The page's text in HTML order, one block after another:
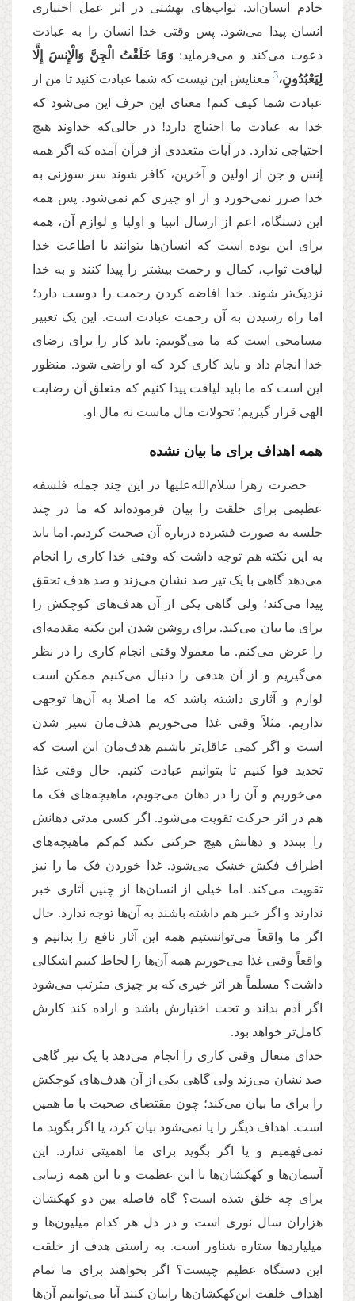
خادم انسان‌اند. ثواب‌های بهشتی در اثر عمل اختیاری
انسان پیدا می‌شود. پس وقتی خدا انسان را به عبادت
دعوت می‌کند و می‌فرماید: وَمَا خَلَقْتُ الْجِنَّ وَالْإِنسَ إِلَّا
لِیَعْبُدُونِ،3 معنایش این نیست که شما عبادت کنید تا من از
عبادت شما کیف کنم! معنای این حرف این می‌شود که
خدا به عبادت ما احتیاج دارد! در حالی‌که خداوند هیچ
احتیاجی ندارد. در آیات متعددی از قرآن آمده که اگر همه
إنس و جن از اولین و آخرین، کافر شوند سر سوزنی به
خدا ضرر نمی‌خورد و از او چیزی کم نمی‌شود. پس همه
این دستگاه، اعم از ارسال انبیا و اولیا و لوازم آن، همه
برای این بوده است که انسان‌ها بتوانند با اطاعت خدا
لیاقت ثواب، کمال و رحمت بیشتر را پیدا کنند و به خدا
نزدیک‌تر شوند. خدا افاضه کردن رحمت را دوست دارد؛
اما راه رسیدن به آن رحمت عبادت است. این یک تعبیر
مسامحی است که ما می‌گوییم: باید کار را برای رضای
خدا انجام داد و باید کاری کرد که او راضی شود. منظور
این است که ما باید لیاقت پیدا کنیم که متعلق آن رضایت
الهی قرار گیریم؛ تحولات مال ماست نه مال او.
همه اهداف برای ما بیان نشده
حضرت زهرا سلام‌الله‌علیها در این چند جمله فلسفه
عظیمی برای خلقت را بیان فرموده‌اند که ما در چند
جلسه به صورت فشرده درباره آن صحبت کردیم. اما باید
به این نکته هم توجه داشت که وقتی خدا کاری را انجام
می‌دهد گاهی با یک تیر صد نشان می‌زند و صد هدف تحقق
پیدا می‌کند؛ ولی گاهی یکی از آن هدف‌های کوچکش را
برای ما بیان می‌کند. برای روشن شدن این نکته مقدمه‌ای
را عرض می‌کنم. ما معمولا وقتی انجام کاری را در نظر
می‌گیریم و از آن هدفی را دنبال می‌کنیم ممکن است
لوازم و آثاری داشته باشد که ما اصلا به آن‌ها توجهی
نداریم. مثلاً وقتی غذا می‌خوریم هدف‌مان سیر شدن
است و اگر کمی عاقل‌تر باشیم هدف‌مان این است که
تجدید قوا کنیم تا بتوانیم عبادت کنیم. حال وقتی غذا
می‌خوریم و آن را در دهان می‌جویم، ماهیچه‌های فک ما
هم در اثر حرکت تقویت می‌شود. اگر کسی مدتی دهانش
را ببندد و دهانش هیچ حرکتی نکند کم‌کم ماهیچه‌های
اطراف فکش خشک می‌شود. غذا خوردن فک ما را نیز
تقویت می‌کند. اما خیلی از انسا‌ن‌ها از چنین آثاری خبر
ندارند و اگر خبر هم داشته باشند به آن‌ها توجه ندارد. حال
اگر ما واقعاً می‌توانستیم همه این آثار نافع را بدانیم و
واقعاً وقتی غذا می‌خوریم همه آن‌ها را لحاظ کنیم اشکالی
داشت؟ مسلماً هر اثر خیری که بر چیزی مترتب می‌شود
اگر آدم بداند و تحت اختیارش باشد و اراده کند کارش
کامل‌تر خواهد بود.
خدای متعال وقتی کاری را انجام می‌دهد با یک تیر گاهی
صد نشان می‌زند ولی گاهی یکی از آن هدف‌های کوچکش
را برای ما بیان می‌کند؛ چون مقتضای صحبت با ما همین
است. اهداف دیگر را یا نمی‌شود بیان کرد، یا اگر بگوید ما
نمی‌فهمیم و یا اگر بگوید برای ما اهمیتی ندارد. این
آسمان‌ها و کهکشان‌ها با این عظمت و با این همه زیبایی
برای چه خلق شده است؟ گاه فاصله بین دو کهکشان
هزاران سال نوری است و در دل هر کدام میلیون‌ها و
میلیاردها ستاره شناور است. به راستی هدف از خلقت
این دستگاه عظیم چیست؟ اگر بخواهند برای ما تمام
اهداف خلقت این‌کهکشان‌ها رابیان کنند آیا می‌توانیم آن‌ها